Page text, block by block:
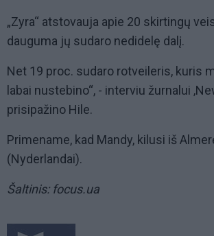
„Zyra“ atstovauja apie 20 skirtingų
dauguma jų sudaro nedidelę dalį.
Net 19 proc. sudaro rotveileris, kuris
labai nustebino“, - interviu žurnalui
prisipažino Hile.
Primename, kad Mandy, kilusi iš
(Nyderlandai).
Šaltinis: focus.ua